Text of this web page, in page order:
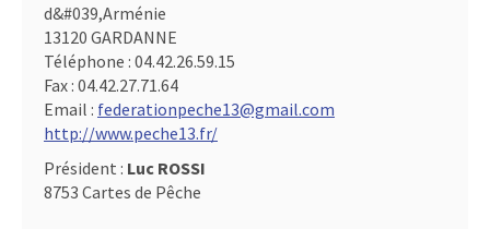
d&#039,Arménie
13120 GARDANNE
Téléphone : 04.42.26.59.15
Fax : 04.42.27.71.64
Email : federationpeche13@gmail.com
http://www.peche13.fr/
Président : Luc ROSSI
8753 Cartes de Pêche